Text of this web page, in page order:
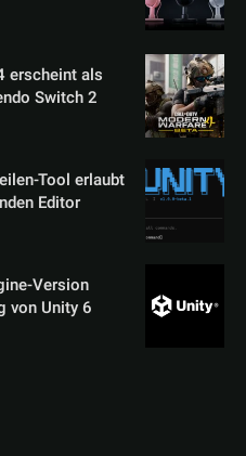
erscheint als
Switch 2
Tool erlaubt
Editor
Version
von Unity 6